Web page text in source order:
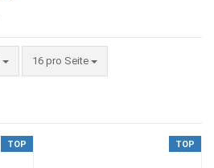
16 pro Seite
pro Seite
TOP TOP